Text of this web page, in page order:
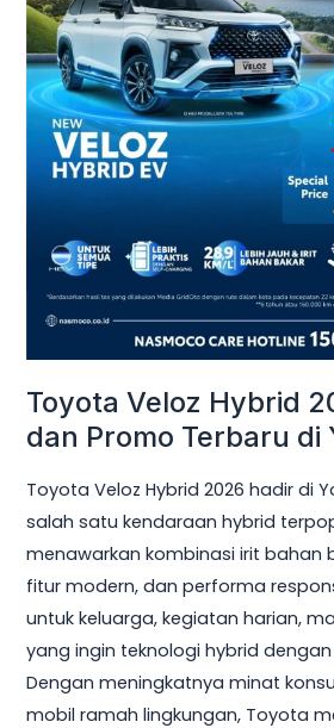
Toyota Veloz Hybrid
dan Promo Terbaru di
Toyota Veloz Hybrid 2026 hadir di
salah satu kendaraan hybrid
menawarkan kombinasi irit bahan
fitur modern, dan performa
untuk keluarga, kegiatan harian,
yang ingin teknologi hybrid
Dengan meningkatnya minat
mobil ramah lingkungan, Toyota
Terbaru
di
Yogyakarta